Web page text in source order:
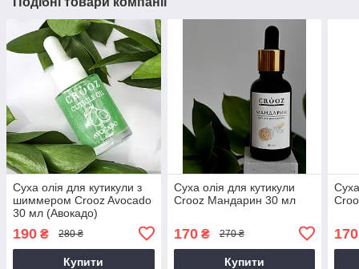
Суха олія для кутикули з
шиммером Crooz Avocado
30 мл (Авокадо)
190 ₴ 280 ₴
Купити
Суха олія для кутикули
Crooz Мандарин 30 мл
170₴ 270 ₴
Купити
170